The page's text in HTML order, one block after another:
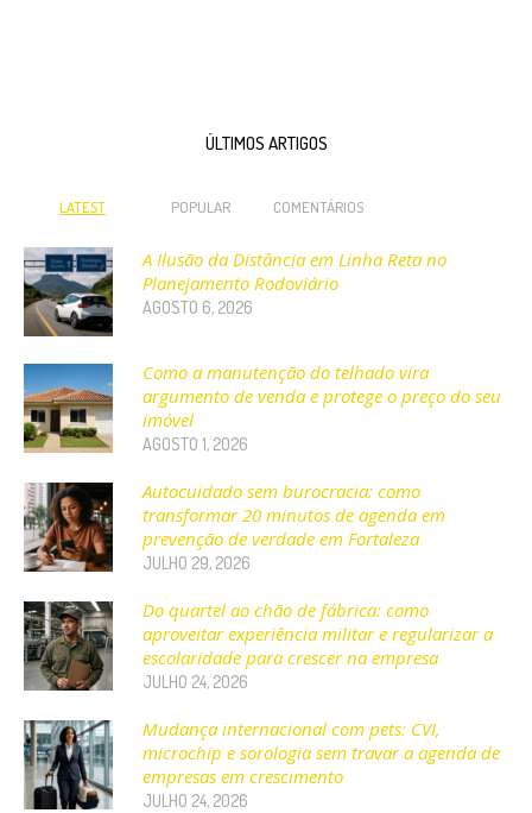
ÚLTIMOS ARTIGOS
LATEST POPULAR COMENTÁRIOS
A Ilusão da Distância em Linha Reta no
Planejamento Rodoviário
AGOSTO 6, 2026
Como a manutenção do telhado vira
argumento de venda e protege o preço do seu
imóvel
AGOSTO 1, 2026
Autocuidado sem burocracia: como
transformar 20 minutos de agenda em
prevenção de verdade em Fortaleza
JULHO 29, 2026
Do quartel ao chão de fábrica: como
aproveitar experiência militar e regularizar a
escolaridade para crescer na empresa
JULHO 24, 2026
Mudança internacional com pets: CVI,
microchip e sorologia sem travar a agenda de
empresas em crescimento
JULHO 24, 2026